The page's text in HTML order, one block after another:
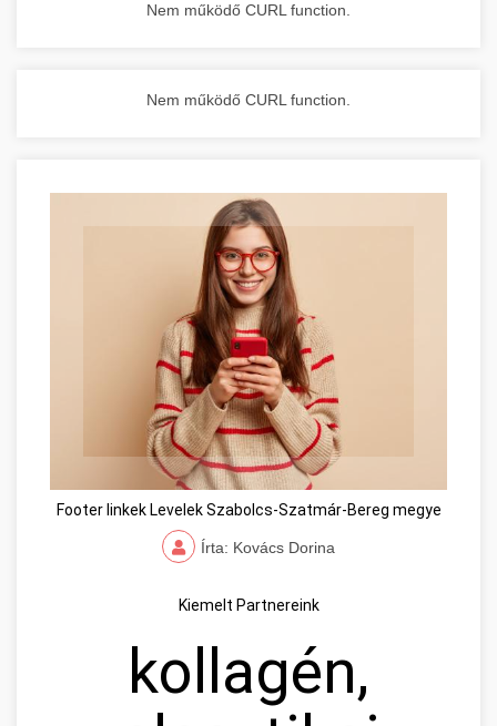
Nem működő CURL function.
Nem működő CURL function.
Footer linkek Levelek Szabolcs-Szatmár-Bereg megye
Írta: Kovács Dorina
Kiemelt Partnereink
kollagén,